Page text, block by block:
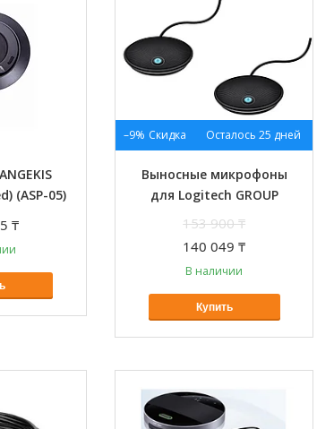
(ASP-05)
₸
–9% Осталось 25 дней
Выносные микрофоны
для Logitech GROUP
153 900 ₸
140 049 ₸
В наличии
Купить